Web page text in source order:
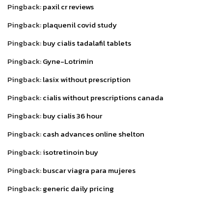
Pingback:paxil cr reviews
Pingback:plaquenil covid study
Pingback:buy cialis tadalafil tablets
Pingback:Gyne-Lotrimin
Pingback:lasix without prescription
Pingback:cialis without prescriptions canada
Pingback:buy cialis 36 hour
Pingback:cash advances online shelton
Pingback:isotretinoin buy
Pingback:buscar viagra para mujeres
Pingback:generic daily pricing